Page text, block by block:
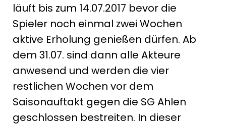
läuft bis zum 14.07.2017 bevor die
Spieler noch einmal zwei Wochen
aktive Erholung genießen dürfen. Ab
dem 31.07. sind dann alle Akteure
anwesend und werden die vier
restlichen Wochen vor dem
Saisonauftakt gegen die SG Ahlen
geschlossen bestreiten. In dieser